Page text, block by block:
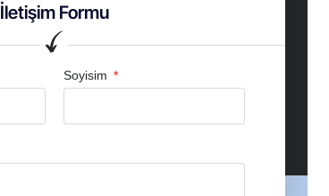
İletişim Formu
Soyisim